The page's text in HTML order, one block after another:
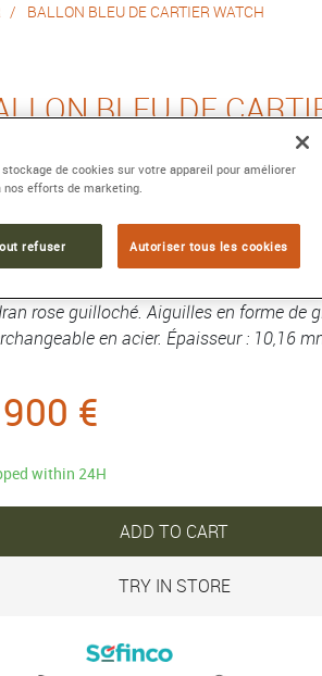
BALLON BLEU DE CARTIER WATCH
BLEU DE
mm, automatic mechanical
:WSBB0068
Ballon Bleu de Cartier, 33 mm.
en acier, couronne cannelée ornée
rose guilloché. Aiguilles en forme de
en acier. Épaisseur : 10,16
€
within 24H
ADD TO CART
TRY IN STORE
de cookies sur votre appareil pour améliorer
efforts de marketing.
refuser Autoriser tous les cookies